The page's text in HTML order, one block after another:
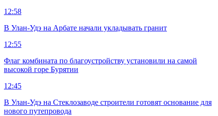
12:58
В Улан-Удэ на Арбате начали укладывать гранит
12:55
Флаг комбината по благоустройству установили на самой
высокой горе Бурятии
12:45
В Улан-Удэ на Стеклозаводе строители готовят основание для
нового путепровода